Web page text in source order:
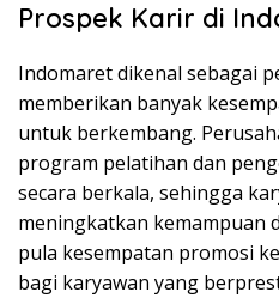
Prospek Karir di
Indomaret dikenal sebagai
memberikan banyak
untuk berkembang.
program pelatihan dan
secara berkala, sehingga
meningkatkan kemampuan
pula kesempatan promosi
bagi karyawan yang